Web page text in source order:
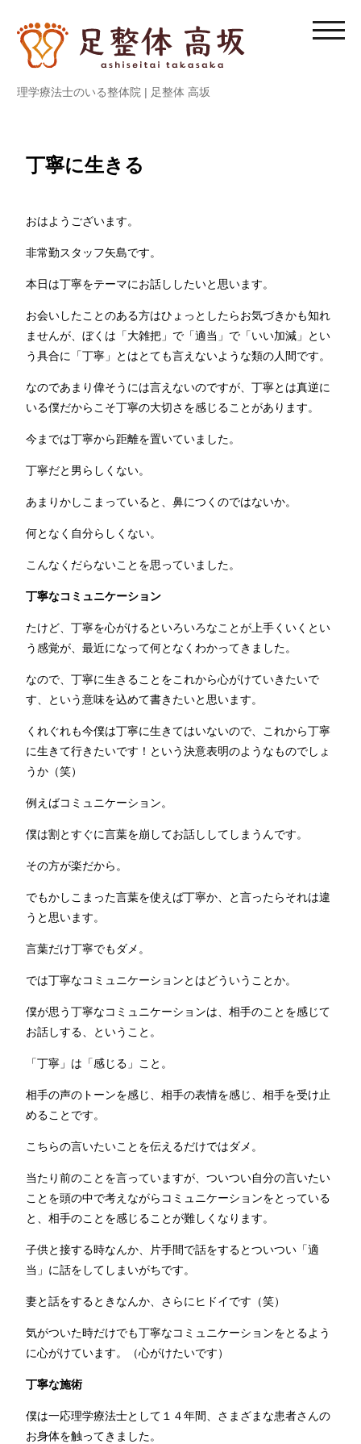
理学療法士のいる整体院 | 足整体 高坂
モ
丁寧に生きる
おはようございます。
非常勤スタッフ矢島です。
本日は丁寧をテーマにお話ししたいと思います。
お会いしたことのある方はひょっとしたらお気づきかも知れ
ませんが、ぼくは「大雑把」で「適当」で「いい加減」とい
う具合に「丁寧」とはとても言えないような類の人間です。
なのであまり偉そうには言えないのですが、丁寧とは真逆に
いる僕だからこそ丁寧の大切さを感じることがあります。
今までは丁寧から距離を置いていました。
丁寧だと男らしくない。
あまりかしこまっていると、鼻につくのではないか。
何となく自分らしくない。
こんなくだらないことを思っていました。
丁寧なコミュニケーション
たけど、丁寧を心がけるといろいろなことが上手くいくとい
う感覚が、最近になって何となくわかってきました。
なので、丁寧に生きることをこれから心がけていきたいで
す、という意味を込めて書きたいと思います。
くれぐれも今僕は丁寧に生きてはいないので、これから丁寧
に生きて行きたいです！という決意表明のようなものでしょ
うか（笑）
例えばコミュニケーション。
僕は割とすぐに言葉を崩してお話ししてしまうんです。
その方が楽だから。
でもかしこまった言葉を使えば丁寧か、と言ったらそれは違
うと思います。
言葉だけ丁寧でもダメ。
では丁寧なコミュニケーションとはどういうことか。
僕が思う丁寧なコミュニケーションは、相手のことを感じて
お話しする、ということ。
「丁寧」は「感じる」こと。
相手の声のトーンを感じ、相手の表情を感じ、相手を受け止
めることです。
こちらの言いたいことを伝えるだけではダメ。
当たり前のことを言っていますが、ついつい自分の言いたい
ことを頭の中で考えながらコミュニケーションをとっている
と、相手のことを感じることが難しくなります。
子供と接する時なんか、片手間で話をするとついつい「適
当」に話をしてしまいがちです。
妻と話をするときなんか、さらにヒドイです（笑）
気がついた時だけでも丁寧なコミュニケーションをとるよう
に心がけています。（心がけたいです）
丁寧な施術
僕は一応理学療法士として１４年間、さまざまな患者さんの
お身体を触ってきました。